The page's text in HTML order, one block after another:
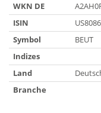
WKN DE
ISIN
Symbol
BEUT
Indizes
Land
Branche